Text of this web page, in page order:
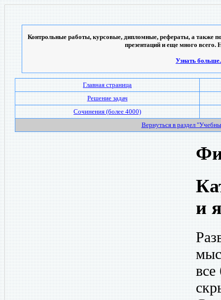
Контрольные работы, курсовые, дипломные, рефераты, а также
презентаций и еще много всего.
Узнать
Главная страница
Решение задач
Сочинения (более 4000)
Вернуться в раздел
и
все